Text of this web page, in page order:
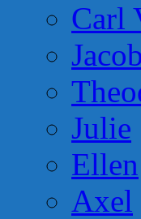
Carl
Julie
Ellen
Axel